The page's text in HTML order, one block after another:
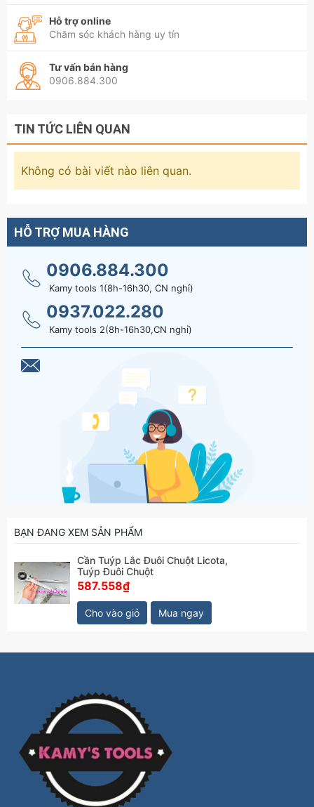
Hỗ trợ online
Chăm sóc khách hàng uy tín
Tư vấn bán hàng
0906.884.300
TIN TỨC LIÊN QUAN
Không có bài viết nào liên quan.
HỖ TRỢ MUA HÀNG
0906.884.300
Kamy tools 1(8h-16h30, CN nghỉ)
0937.022.280
Kamy tools 2(8h-16h30,CN nghỉ)
BẠN ĐANG XEM SẢN PHẨM
Cần Tuýp Lắc Đuôi Chuột Licota,
Tuýp Đuôi Chuột
587.558₫
Cho vào giỏ Mua ngay